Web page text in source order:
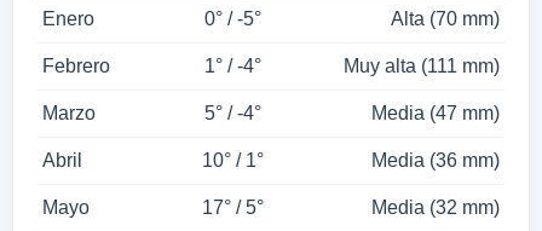
Enero 0° / -5° Alta (70 mm)
Febrero 1° / -4° Muy alta (111 mm)
Marzo 5° / -4° Media (47 mm)
Abril 10° / 1° Media (36 mm)
Mayo 17° / 5° Media (32 mm)